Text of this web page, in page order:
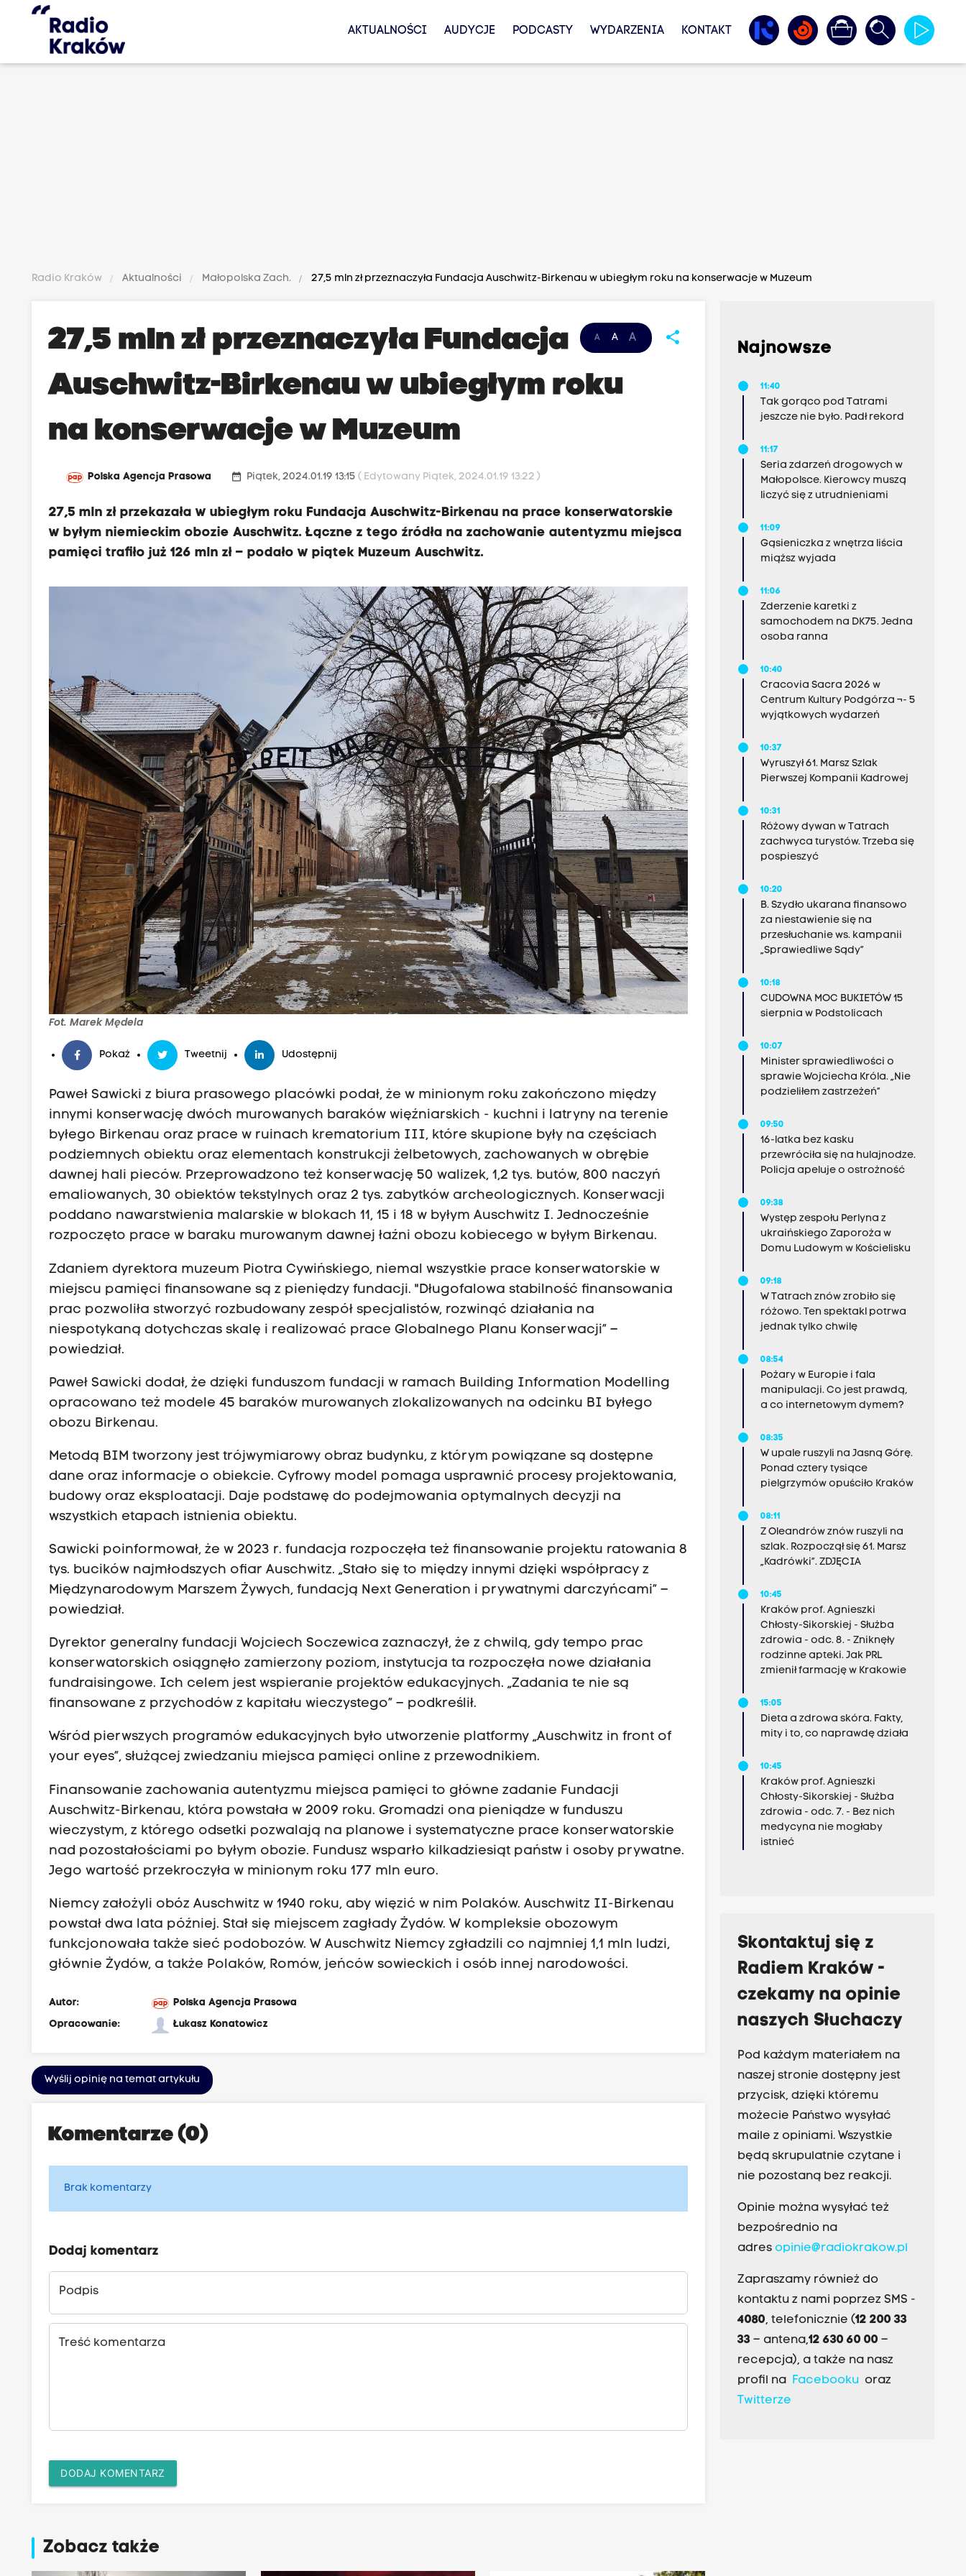
AKTUALNOŚCI AUDYCJE PODCASTY WYDARZENIA KONTAKT
Radio Kraków Aktualności Małopolska Zach. 27,5 mln zł przeznaczyła Fundacja Auschwitz-Birkenau w ubiegłym roku na konserwacje w Muzeum
A A A share
27,5 mln zł przeznaczyła Fundacja
Auschwitz-Birkenau w ubiegłym roku
na konserwacje w Muzeum
Polska Agencja Prasowa date_range Piątek, 2024.01.19 13:15( Edytowany Piątek, 2024.01.19 13:22 )
27,5 mln zł przekazała w ubiegłym roku Fundacja Auschwitz-Birkenau na prace konserwatorskie
w byłym niemieckim obozie Auschwitz. Łączne z tego źródła na zachowanie autentyzmu miejsca
pamięci trafiło już 126 mln zł – podało w piątek Muzeum Auschwitz.
Fot. Marek Mędela
Pokaż Tweetnij Udostępnij
Paweł Sawicki z biura prasowego placówki podał, że w minionym roku zakończono między
innymi konserwację dwóch murowanych baraków więźniarskich - kuchni i latryny na terenie
byłego Birkenau oraz prace w ruinach krematorium III, które skupione były na częściach
podziemnych obiektu oraz elementach konstrukcji żelbetowych, zachowanych w obrębie
dawnej hali pieców. Przeprowadzono też konserwację 50 walizek, 1,2 tys. butów, 800 naczyń
emaliowanych, 30 obiektów tekstylnych oraz 2 tys. zabytków archeologicznych. Konserwacji
poddano nawarstwienia malarskie w blokach 11, 15 i 18 w byłym Auschwitz I. Jednocześnie
rozpoczęto prace w baraku murowanym dawnej łaźni obozu kobiecego w byłym Birkenau.
Zdaniem dyrektora muzeum Piotra Cywińskiego, niemal wszystkie prace konserwatorskie w
miejscu pamięci finansowane są z pieniędzy fundacji. "Długofalowa stabilność finansowania
prac pozwoliła stworzyć rozbudowany zespół specjalistów, rozwinąć działania na
niespotykaną dotychczas skalę i realizować prace Globalnego Planu Konserwacji” –
powiedział.
Paweł Sawicki dodał, że dzięki funduszom fundacji w ramach Building Information Modelling
opracowano też modele 45 baraków murowanych zlokalizowanych na odcinku BI byłego
obozu Birkenau.
Metodą BIM tworzony jest trójwymiarowy obraz budynku, z którym powiązane są dostępne
dane oraz informacje o obiekcie. Cyfrowy model pomaga usprawnić procesy projektowania,
budowy oraz eksploatacji. Daje podstawę do podejmowania optymalnych decyzji na
wszystkich etapach istnienia obiektu.
Sawicki poinformował, że w 2023 r. fundacja rozpoczęła też finansowanie projektu ratowania 8
tys. bucików najmłodszych ofiar Auschwitz. „Stało się to między innymi dzięki współpracy z
Międzynarodowym Marszem Żywych, fundacją Next Generation i prywatnymi darczyńcami” –
powiedział.
Dyrektor generalny fundacji Wojciech Soczewica zaznaczył, że z chwilą, gdy tempo prac
konserwatorskich osiągnęło zamierzony poziom, instytucja ta rozpoczęła nowe działania
fundraisingowe. Ich celem jest wspieranie projektów edukacyjnych. „Zadania te nie są
finansowane z przychodów z kapitału wieczystego” – podkreślił.
Wśród pierwszych programów edukacyjnych było utworzenie platformy „Auschwitz in front of
your eyes”, służącej zwiedzaniu miejsca pamięci online z przewodnikiem.
Finansowanie zachowania autentyzmu miejsca pamięci to główne zadanie Fundacji
Auschwitz-Birkenau, która powstała w 2009 roku. Gromadzi ona pieniądze w funduszu
wieczystym, z którego odsetki pozwalają na planowe i systematyczne prace konserwatorskie
nad pozostałościami po byłym obozie. Fundusz wsparło kilkadziesiąt państw i osoby prywatne.
Jego wartość przekroczyła w minionym roku 177 mln euro.
Niemcy założyli obóz Auschwitz w 1940 roku, aby więzić w nim Polaków. Auschwitz II-Birkenau
powstał dwa lata później. Stał się miejscem zagłady Żydów. W kompleksie obozowym
funkcjonowała także sieć podobozów. W Auschwitz Niemcy zgładzili co najmniej 1,1 mln ludzi,
głównie Żydów, a także Polaków, Romów, jeńców sowieckich i osób innej narodowości.
Autor:
Polska Agencja Prasowa
Opracowanie:
Łukasz Konatowicz
Wyślij opinię na temat artykułu
Komentarze (0)
Brak komentarzy
Dodaj komentarz
Podpis
Treść komentarza
DODAJ KOMENTARZ
Zobacz także
Najnowsze
11:40
Tak gorąco pod Tatrami
jeszcze nie było. Padł rekord
11:17
Seria zdarzeń drogowych w
Małopolsce. Kierowcy muszą
liczyć się z utrudnieniami
11:09
Gąsieniczka z wnętrza liścia
miąższ wyjada
11:06
Zderzenie karetki z
samochodem na DK75. Jedna
osoba ranna
10:40
Cracovia Sacra 2026 w
Centrum Kultury Podgórza ¬- 5
wyjątkowych wydarzeń
10:37
Wyruszył 61. Marsz Szlak
Pierwszej Kompanii Kadrowej
10:31
Różowy dywan w Tatrach
zachwyca turystów. Trzeba się
pospieszyć
10:20
B. Szydło ukarana finansowo
za niestawienie się na
przesłuchanie ws. kampanii
„Sprawiedliwe Sądy”
10:18
CUDOWNA MOC BUKIETÓW 15
sierpnia w Podstolicach
10:07
Minister sprawiedliwości o
sprawie Wojciecha Króla. „Nie
podzieliłem zastrzeżeń”
09:50
16-latka bez kasku
przewróciła się na hulajnodze.
Policja apeluje o ostrożność
09:38
Występ zespołu Perlyna z
ukraińskiego Zaporoża w
Domu Ludowym w Kościelisku
09:18
W Tatrach znów zrobiło się
różowo. Ten spektakl potrwa
jednak tylko chwilę
08:54
Pożary w Europie i fala
manipulacji. Co jest prawdą,
a co internetowym dymem?
08:35
W upale ruszyli na Jasną Górę.
Ponad cztery tysiące
pielgrzymów opuściło Kraków
08:11
Z Oleandrów znów ruszyli na
szlak. Rozpoczął się 61. Marsz
„Kadrówki”. ZDJĘCIA
10:45
Kraków prof. Agnieszki
Chłosty-Sikorskiej - Służba
zdrowia - odc. 8. - Zniknęły
rodzinne apteki. Jak PRL
zmienił farmację w Krakowie
15:05
Dieta a zdrowa skóra. Fakty,
mity i to, co naprawdę działa
10:45
Kraków prof. Agnieszki
Chłosty-Sikorskiej - Służba
zdrowia - odc. 7. - Bez nich
medycyna nie mogłaby
istnieć
Skontaktuj się z
Radiem Kraków -
czekamy na opinie
naszych Słuchaczy
Pod każdym materiałem na
naszej stronie dostępny jest
przycisk, dzięki któremu
możecie Państwo wysyłać
maile z opiniami. Wszystkie
będą skrupulatnie czytane i
nie pozostaną bez reakcji.
Opinie można wysyłać też
bezpośrednio na
adres opinie@radiokrakow.pl
Zapraszamy również do
kontaktu z nami poprzez SMS -
4080, telefonicznie (12 200 33
33– antena,12 630 60 00 –
recepcja), a także na nasz
profil na Facebookuoraz
Twitterze